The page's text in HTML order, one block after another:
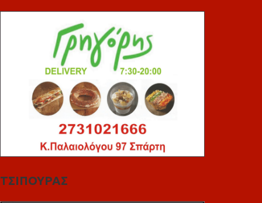
ΤΣΙΠΟΥΡΑΣ